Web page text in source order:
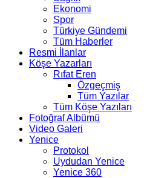
Ekonomi
Spor
Türkiye Gündemi
Tüm Haberler
Resmi İlanlar
Köşe Yazarları
Rıfat Eren
Özgeçmiş
Tüm Yazılar
Tüm Köşe Yazıları
Fotoğraf Albümü
Video Galeri
Yenice
Protokol
Uydudan Yenice
Yenice 360